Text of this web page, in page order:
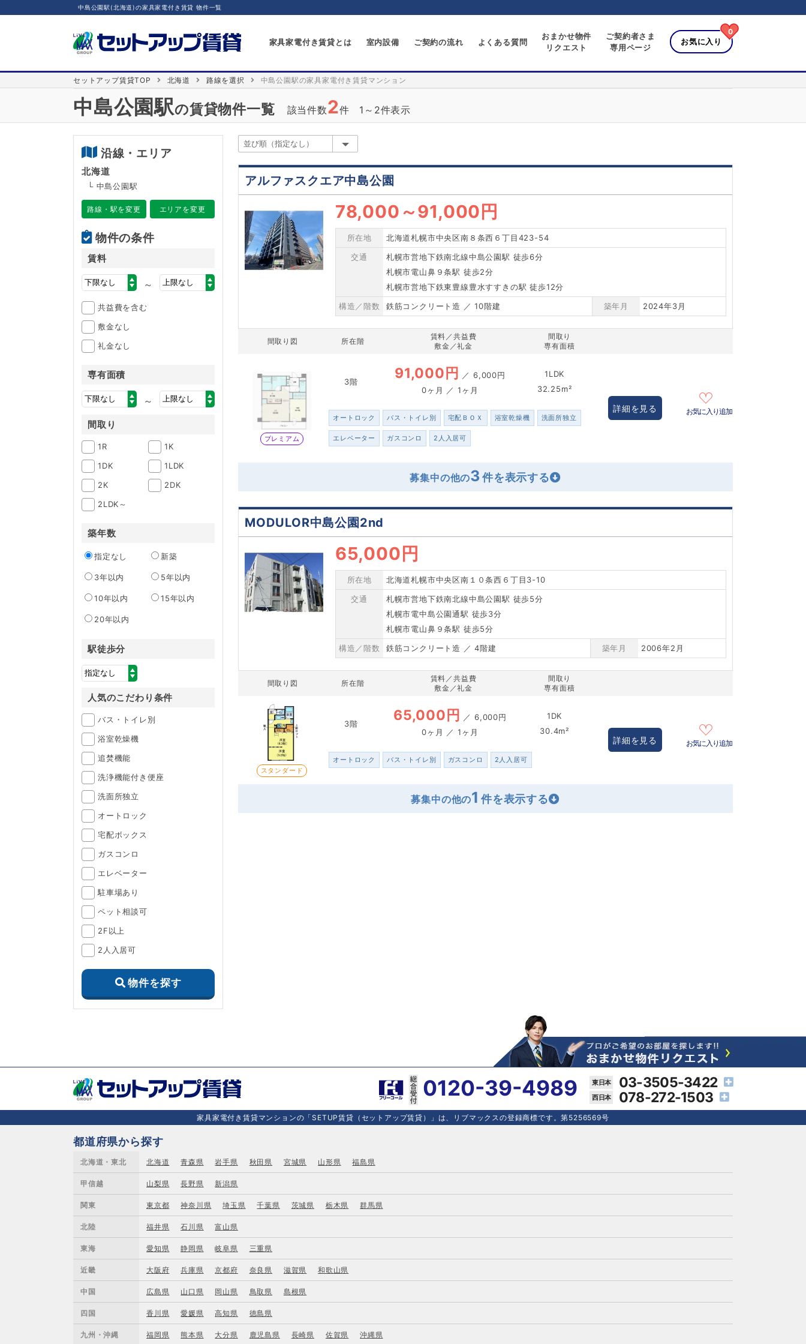
中島公園駅(北海道)の家具家電付き賃貸 物件一覧
家具家電付き賃貸とは 室内設備 ご契約の流れ よくある質問
おまかせ物件
リクエスト
ご契約者さま
専用ページ
お気に入り
0
セットアップ賃貸TOP 北海道 路線を選択 中島公園駅の家具家電付き賃貸マンション
中島公園駅の賃貸物件一覧 該当件数2件 1～2件表示
沿線・エリア
北海道
└ 中島公園駅
路線・駅を変更 エリアを変更
物件の条件
賃料
～
共益費を含む
敷金なし
礼金なし
専有面積
～
間取り
1R
1K
1DK
1LDK
2K
2DK
2LDK～
築年数
指定なし 新築
3年以内 5年以内
10年以内 15年以内
20年以内
駅徒歩分
人気のこだわり条件
バス・トイレ別
浴室乾燥機
追焚機能
洗浄機能付き便座
洗面所独立
オートロック
宅配ボックス
ガスコンロ
エレベーター
駐車場あり
ペット相談可
2F以上
2人入居可
物件を探す
アルファスクエア中島公園
78,000 ～91,000円
所在地
北海道札幌市中央区南８条西６丁目423-54
交通
札幌市営地下鉄南北線中島公園駅 徒歩6分
札幌市電山鼻９条駅 徒歩2分
札幌市営地下鉄東豊線豊水すすきの駅 徒歩12分
構造／階数
鉄筋コンクリート造 ／ 10階建 築年月 2024年3月
間取り図 所在階
賃料／共益費
敷金／礼金
間取り
専有面積
プレミアム
3階 91,000円 ／ 6,000円
0ヶ月 ／ 1ヶ月
1LDK
32.25m²
オートロック バス・トイレ別 宅配ＢＯＸ 浴室乾燥機 洗面所独立
エレベーター ガスコンロ 2人入居可
詳細を見る お気に入り追加
募集中の他の3
MODULOR中島公園2nd
65,000円
所在地
北海道札幌市中央区南１０条西６丁目3-10
交通
札幌市営地下鉄南北線中島公園駅 徒歩5分
札幌市電中島公園通駅 徒歩3分
札幌市電山鼻９条駅 徒歩5分
構造／階数
鉄筋コンクリート造 ／ 4階建 築年月 2006年2月
間取り図 所在階
賃料／共益費
敷金／礼金
間取り
専有面積
スタンダード
3階 65,000円 ／ 6,000円
0ヶ月 ／ 1ヶ月
1DK
30.4m²
オートロック バス・トイレ別 ガスコンロ 2人入居可
詳細を見る お気に入り追加
募集中の他の1
0120-39-4989
03-3505-3422
078-272-1503
家具家電付き賃貸マンションの「SETUP賃貸（セットアップ賃貸）」は、リブマックスの登録商標です。第5256569号
都道府県から探す
北海道・東北 北海道 青森県 岩手県 秋田県 宮城県 山形県 福島県
甲信越 山梨県 長野県 新潟県
関東 東京都 神奈川県 埼玉県 千葉県 茨城県 栃木県 群馬県
北陸 福井県 石川県 富山県
東海 愛知県 静岡県 岐阜県 三重県
近畿 大阪府 兵庫県 京都府 奈良県 滋賀県 和歌山県
中国 広島県 山口県 岡山県 鳥取県 島根県
四国 香川県 愛媛県 高知県 徳島県
九州・沖縄 福岡県 熊本県 大分県 鹿児島県 長崎県 佐賀県 沖縄県